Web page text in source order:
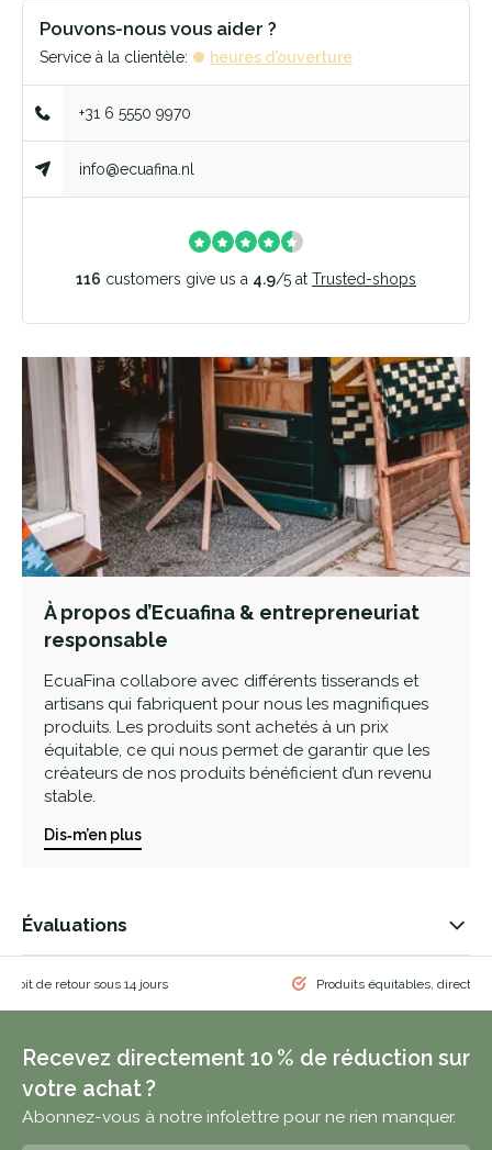
Pouvons-nous vous aider ?
Service à la clientèle: heures d'ouverture
+31 6 5550 9970
info@ecuafina.nl
116 customers give us a 4.9/5 at Trusted-shops
À propos d’Ecuafina & entrepreneuriat
responsable
EcuaFina collabore avec différents tisserands et
artisans qui fabriquent pour nous les magnifiques
produits. Les produits sont achetés à un prix
équitable, ce qui nous permet de garantir que les
créateurs de nos produits bénéficient d’un revenu
stable.
Dis‑m’en plus
Évaluations
de retour sous 14 jours Produits équitables,
Recevez directement 10 % de réduction sur
votre achat ?
Abonnez-vous à notre infolettre pour ne rien manquer.